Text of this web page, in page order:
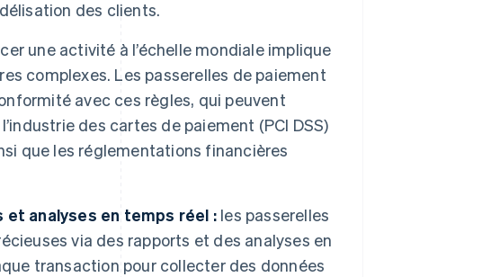
des clients.
une activité à l’échelle mondiale implique
complexes. Les passerelles de paiement
avec ces règles, qui peuvent
des cartes de paiement (PCI DSS)
que les réglementations financières
analyses en temps réel : les passerelles
via des rapports et des analyses en
transaction pour collecter des données